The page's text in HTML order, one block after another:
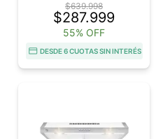
$639.998
$287.999
55% OFF
DESDE 6 CUOTAS SIN INTERÉS